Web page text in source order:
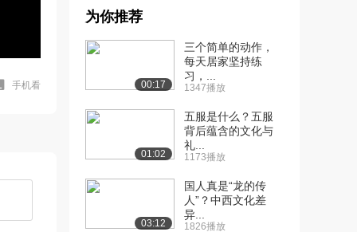
手机看
[8] 言谈礼仪（中）
5.7万播放
[9] 言谈礼仪（下） 10:35
63.7万播放
[11] 生活礼仪（中）
5.2万播放
[12] 生活礼仪（下） 10:57
为你推荐
00:17
三个简单的动作，
每天居家坚持练
习，...
1347播放
01:02
五服是什么？五服
背后蕴含的文化与
礼...
1173播放
03:12
国人真是“龙的传
人”？中西文化差
异...
1826播放